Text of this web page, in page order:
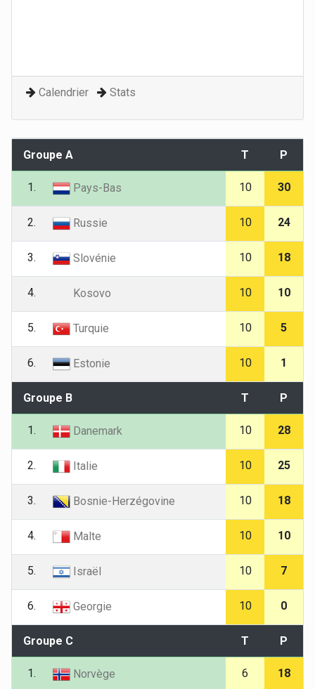
Calendrier Stats
Groupe A T P
1. Pays-Bas 10 30
2. Russie 10 24
3. Slovénie 10 18
4. Kosovo 10 10
5. Turquie 10 5
6. Estonie 10 1
Groupe B T P
1. Danemark 10 28
2. Italie 10 25
3. Bosnie-Herzégovine 10 18
4. Malte 10 10
5. Israël 10 7
6. Georgie 10 0
Groupe C T P
1. Norvège 6 18